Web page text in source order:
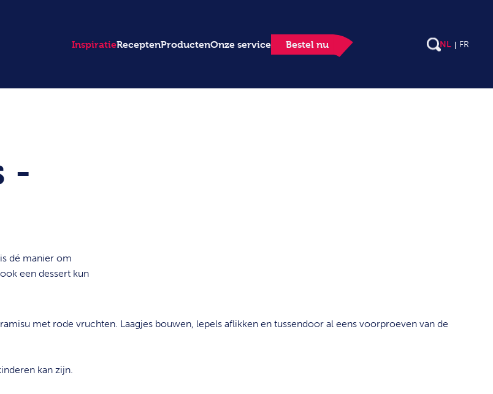
InspiratieReceptenProductenOnze service Bestel nu NL FR
-
dé manier om
een dessert kun
met rode vruchten. Laagjes bouwen, lepels aflikken en tussendoor al eens voorproeven van de
kan zijn.